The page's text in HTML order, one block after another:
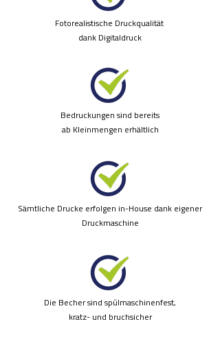
Fotorealistische Druckqualität
dank Digitaldruck
Bedruckungen sind bereits
ab Kleinmengen erhältlich
Sämtliche Drucke erfolgen in-House dank eigener
Druckmaschine
Die Becher sind spülmaschinenfest,
kratz- und bruchsicher